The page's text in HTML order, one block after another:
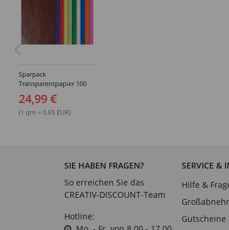
Sparpack
Transparentpapier 100
Bg. farbig sortiert
24,99 €
(1 qm = 0.65 EUR)
SIE HABEN FRAGEN?
So erreichen Sie das
CREATIV-DISCOUNT-Team
Hotline:
SERVICE &
Hilfe &
Gutscheine